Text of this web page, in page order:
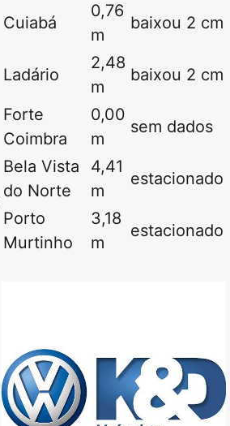
Cuiabá
0,76
m
baixou 2 cm
Ladário
2,48
m
baixou 2 cm
Forte
Coimbra
0,00
m
sem dados
Bela Vista
do Norte
4,41
m
estacionado
Porto
Murtinho
3,18
m
estacionado